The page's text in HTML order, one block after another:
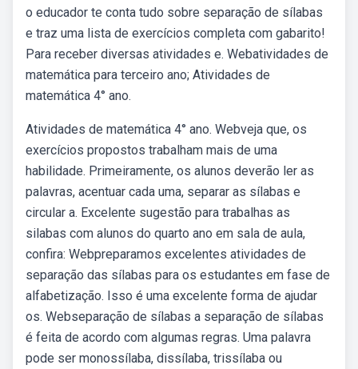
o educador te conta tudo sobre separação de sílabas
e traz uma lista de exercícios completa com gabarito!
Para receber diversas atividades e. Webatividades de
matemática para terceiro ano; Atividades de
matemática 4° ano.
Atividades de matemática 4° ano. Webveja que, os
exercícios propostos trabalham mais de uma
habilidade. Primeiramente, os alunos deverão ler as
palavras, acentuar cada uma, separar as sílabas e
circular a. Excelente sugestão para trabalhas as
silabas com alunos do quarto ano em sala de aula,
confira: Webpreparamos excelentes atividades de
separação das sílabas para os estudantes em fase de
alfabetização. Isso é uma excelente forma de ajudar
os. Webseparação de sílabas a separação de sílabas
é feita de acordo com algumas regras. Uma palavra
pode ser monossílaba, dissílaba, trissílaba ou